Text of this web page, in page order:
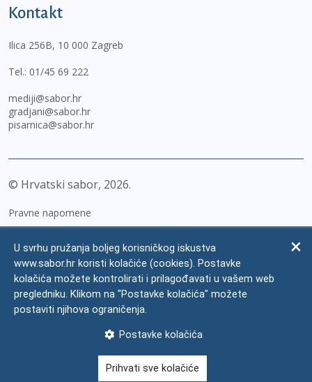
Kontakt
Ilica 256B, 10 000 Zagreb
Tel.: 01/45 69 222
mediji@sabor.hr
gradjani@sabor.hr
pisarnica@sabor.hr
© Hrvatski sabor, 2026
Pravne napomene
Zaštita osobnih podataka
Impressum
Česta pitanja
U svrhu pružanja boljeg korisničkog iskustva
www.sabor.hr koristi kolačiće (cookies). Postavke
kolačića možete kontrolirati i prilagođavati u vašem web
pregledniku. Klikom na "Postavke kolačića" možete
postaviti njihova ograničenja.
Postavke kolačića
Prihvati sve kolačiće